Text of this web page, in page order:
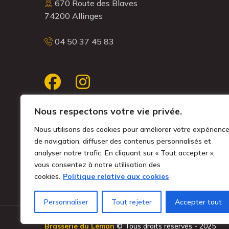
Nous respectons votre vie privée.
Nous utilisons des cookies pour améliorer votre expérience
de navigation, diffuser des contenus personnalisés et
analyser notre trafic. En cliquant sur « Tout accepter »,
vous consentez à notre utilisation des
cookies. Politique relative aux cookies
Personnaliser Tout rejeter Accepter tout
670 Route des Blaves
74200 Allinges
04 50 37 45 83
MENTIONS LÉGALES
POLITIQUE DE CONFIDENTIALITÉ
PARAMÉTRER LES COOKIES
Brasserie du Léman© Tous droits réservés - 2025